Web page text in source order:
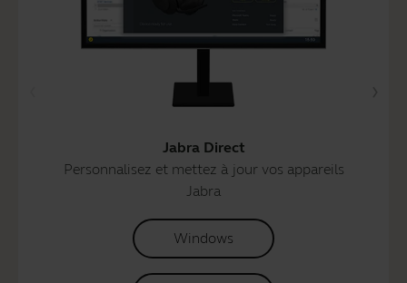
Jabra Direct
Personnalisez et mettez à jour vos appareils
Jabra
Windows